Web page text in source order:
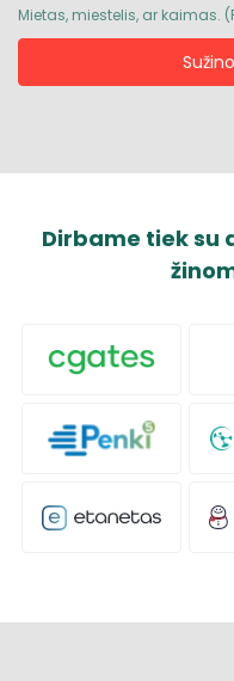
Mietas, miestelis, ar kaimas.
Dirbame tiek su